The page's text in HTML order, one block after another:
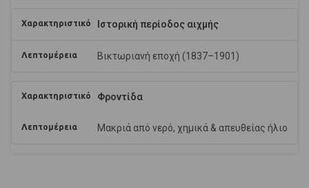
Ιστορική περίοδος αιχμής
Βικτωριανή εποχή (1837–1901)
Φροντίδα
Μακριά από νερό, χημικά & απευθείας ήλιο